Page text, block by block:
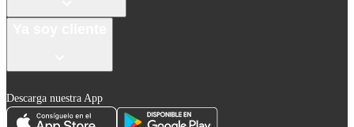
Descarga nuestra App